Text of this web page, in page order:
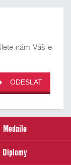
nám Váš e-
ODESLAT
Medaile
Diplomy